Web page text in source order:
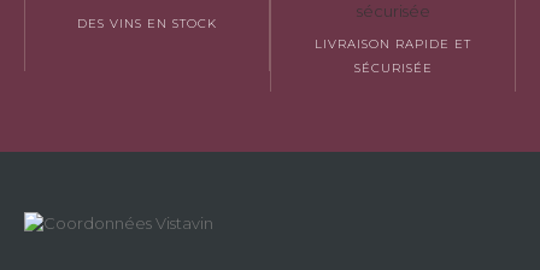
DES VINS EN STOCK
LIVRAISON RAPIDE ET
SÉCURISÉE